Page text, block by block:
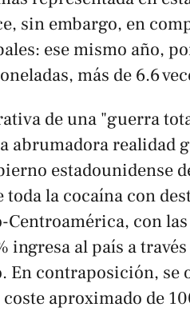
sin embargo, en
ese mismo año,
más de 6.6
de una "guerra
abrumadora realidad
estadounidense
toda la cocaína con
Centroamérica, con
ingresa al país a
En contraposición, se
aproximado de